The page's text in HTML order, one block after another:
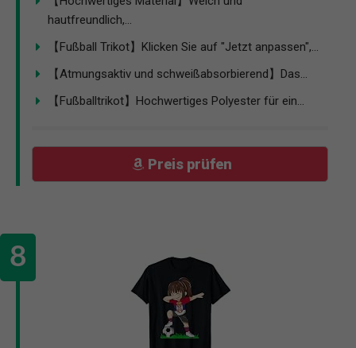
hautfreundlich,...
【Fußball Trikot】Klicken Sie auf "Jetzt anpassen",...
【Atmungsaktiv und schweißabsorbierend】Das...
【Fußballtrikot】Hochwertiges Polyester für ein...
Preis prüfen